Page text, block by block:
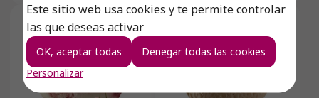
Este sitio web usa cookies y te permite controlar
las que deseas activar
OK, aceptar todas
Denegar todas las cookies
Personalizar